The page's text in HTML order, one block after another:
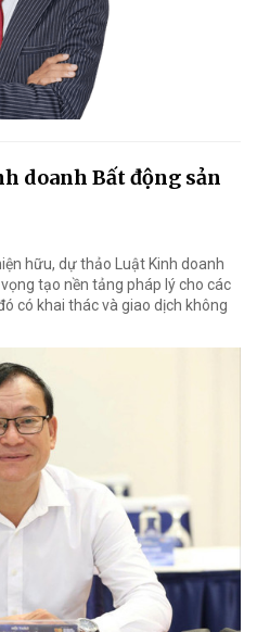
doanh Bất động sản
hữu, dự thảo Luật Kinh doanh
tạo nền tảng pháp lý cho các
có khai thác và giao dịch không